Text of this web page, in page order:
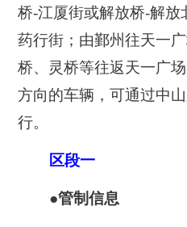
桥-江厦街或解放桥-解
药行街；由鄞州往天一
桥、灵桥等往返天一广
方向的车辆，可通过中
行。
区段一
●管制信息